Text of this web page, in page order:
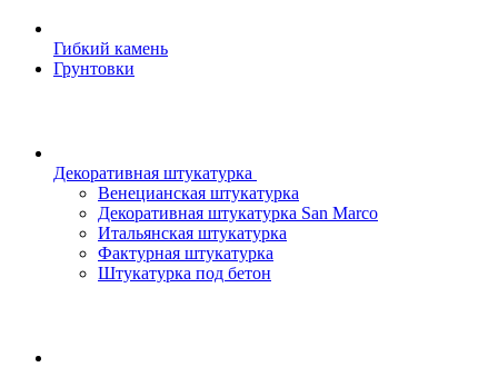
Гибкий камень
Грунтовки
Декоративная штукатурка
Венецианская штукатурка
Декоративная штукатурка San Marco
Итальянская штукатурка
Фактурная штукатурка
Штукатурка под бетон